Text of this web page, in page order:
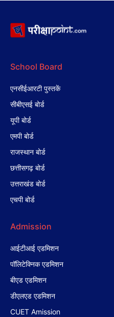
School Board
एनसीईआरटी पुस्तकें
सीबीएसई बोर्ड
यूपी बोर्ड
एमपी बोर्ड
राजस्थान बोर्ड
छत्तीसगढ़ बोर्ड
उत्तराखंड बोर्ड
एचपी बोर्ड
Admission
आईटीआई एडमिशन
पॉलिटेक्निक एडमिशन
बीएड एडमिशन
डीएलएड एडमिशन
CUET Amission